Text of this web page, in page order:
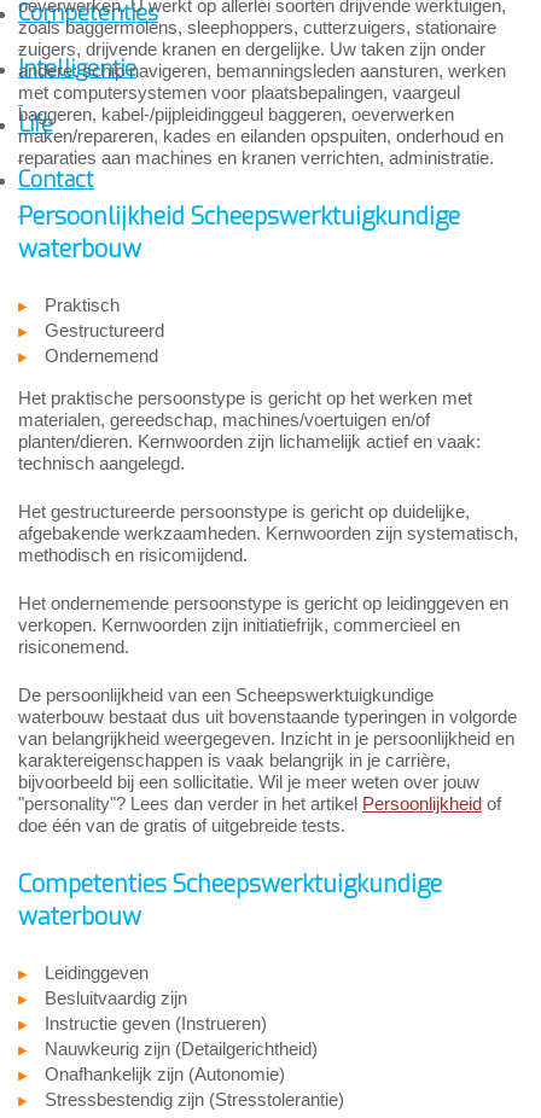
Competenties
Intelligentie
Life
Contact
oeverwerken. U werkt op allerlei soorten drijvende werktuigen,
zoals baggermolens, sleephoppers, cutterzuigers, stationaire
zuigers, drijvende kranen en dergelijke. Uw taken zijn onder
andere: schip navigeren, bemanningsleden aansturen, werken
met computersystemen voor plaatsbepalingen, vaargeul
baggeren, kabel-/pijpleidinggeul baggeren, oeverwerken
maken/repareren, kades en eilanden opspuiten, onderhoud en
reparaties aan machines en kranen verrichten, administratie.
Persoonlijkheid Scheepswerktuigkundige
waterbouw
Praktisch
Gestructureerd
Ondernemend
Het praktische persoonstype is gericht op het werken met
materialen, gereedschap, machines/voertuigen en/of
planten/dieren. Kernwoorden zijn lichamelijk actief en vaak:
technisch aangelegd.
Het gestructureerde persoonstype is gericht op duidelijke,
afgebakende werkzaamheden. Kernwoorden zijn systematisch,
methodisch en risicomijdend.
Het ondernemende persoonstype is gericht op leidinggeven en
verkopen. Kernwoorden zijn initiatiefrijk, commercieel en
risiconemend.
De persoonlijkheid van een Scheepswerktuigkundige
waterbouw bestaat dus uit bovenstaande typeringen in volgorde
van belangrijkheid weergegeven. Inzicht in je persoonlijkheid en
karaktereigenschappen is vaak belangrijk in je carrière,
bijvoorbeeld bij een sollicitatie. Wil je meer weten over jouw
"personality"? Lees dan verder in het artikel Persoonlijkheid of
doe één van de gratis of uitgebreide tests.
Competenties Scheepswerktuigkundige
waterbouw
Leidinggeven
Besluitvaardig zijn
Instructie geven (Instrueren)
Nauwkeurig zijn (Detailgerichtheid)
Onafhankelijk zijn (Autonomie)
Stressbestendig zijn (Stresstolerantie)